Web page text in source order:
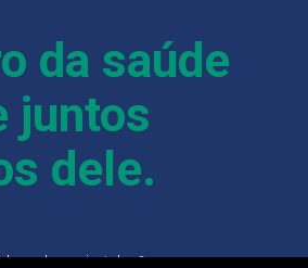
da saúde
juntos
dele.
instalações em